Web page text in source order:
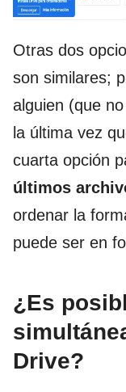
Otras dos
son similares;
alguien (que
la última vez
cuarta opción
últimos
ordenar la
puede ser en
¿Es
Drive?